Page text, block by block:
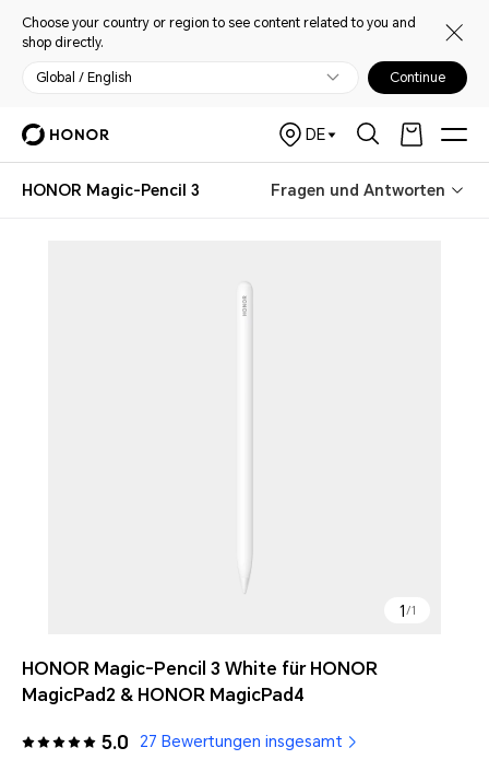
Choose your country or region to see content related to you and
shop directly.
Global / English Continue
DE
HONOR Magic-Pencil 3 Fragen und Antworten
1 /1
HONOR Magic-Pencil 3 White für HONOR
MagicPad2 & HONOR MagicPad4
5.0 27 Bewertungen insgesamt